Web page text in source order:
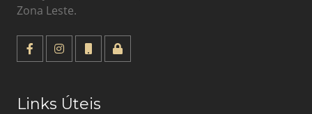
Zona Leste.
Links Úteis